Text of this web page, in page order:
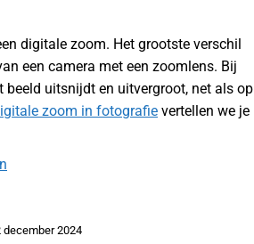
digitale zoom. Het grootste verschil
een camera met een zoomlens. Bij
uitsnijdt en uitvergroot, net als op
zoom in fotografie vertellen we je
december 2024